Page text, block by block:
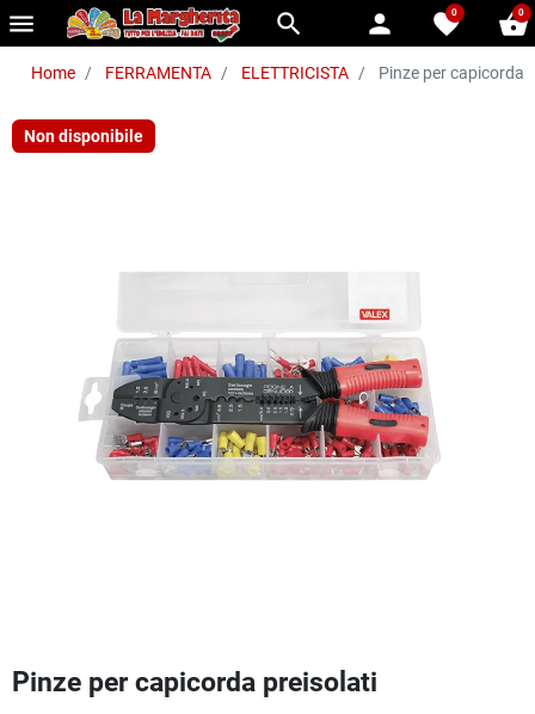
menu search person favorite
0 shopping_basket
0
Home FERRAMENTA ELETTRICISTA Pinze per capicorda
Non disponibile
Pinze per capicorda preisolati